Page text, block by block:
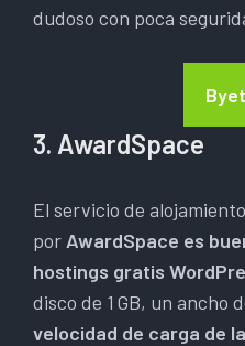
dudoso con poca
3. AwardSpace
El servicio de
por AwardSpace es
hostings gratis
disco de 1 GB, un ancho
velocidad de carga de